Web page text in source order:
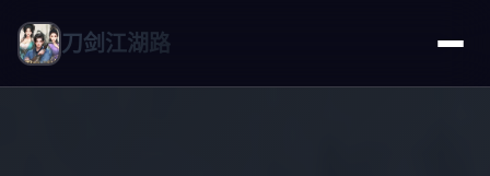
刀剑江湖路